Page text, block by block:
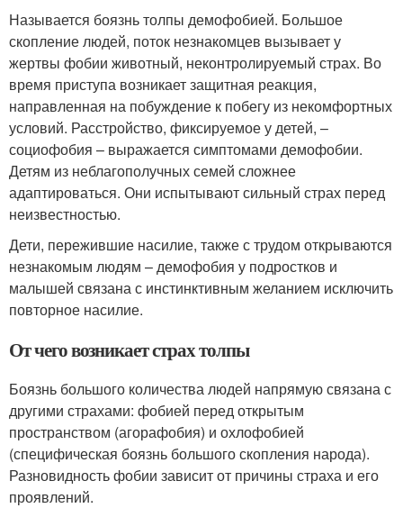
Называется боязнь толпы демофобией. Большое
скопление людей, поток незнакомцев вызывает у
жертвы фобии животный, неконтролируемый страх. Во
время приступа возникает защитная реакция,
направленная на побуждение к побегу из некомфортных
условий. Расстройство, фиксируемое у детей, –
социофобия – выражается симптомами демофобии.
Детям из неблагополучных семей сложнее
адаптироваться. Они испытывают сильный страх перед
неизвестностью.
Дети, пережившие насилие, также с трудом открываются
незнакомым людям – демофобия у подростков и
малышей связана с инстинктивным желанием исключить
повторное насилие.
От чего возникает страх толпы
Боязнь большого количества людей напрямую связана с
другими страхами: фобией перед открытым
пространством (агорафобия) и охлофобией
(специфическая боязнь большого скопления народа).
Разновидность фобии зависит от причины страха и его
проявлений.